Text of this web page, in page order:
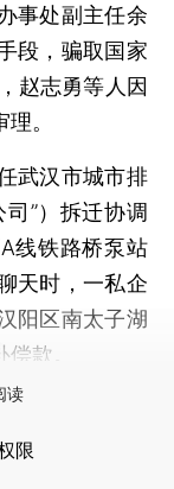
事处副主任余
段，骗取国家
赵志勇等人因
。
汉市城市排
”）拆迁协调
线铁路桥泵站
天时，一私企
阳区南太子湖
款。
读
限